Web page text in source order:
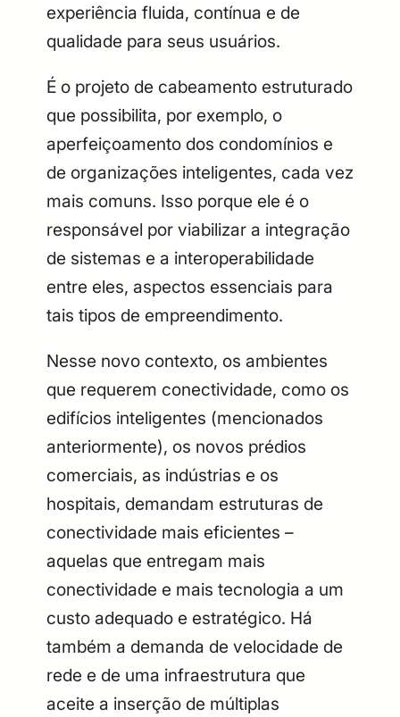
experiência fluida, contínua e de
qualidade para seus usuários.
É o projeto de cabeamento estruturado
que possibilita, por exemplo, o
aperfeiçoamento dos condomínios e
de organizações inteligentes, cada vez
mais comuns. Isso porque ele é o
responsável por viabilizar a integração
de sistemas e a interoperabilidade
entre eles, aspectos essenciais para
tais tipos de empreendimento.
Nesse novo contexto, os ambientes
que requerem conectividade, como os
edifícios inteligentes (mencionados
anteriormente), os novos prédios
comerciais, as indústrias e os
hospitais, demandam estruturas de
conectividade mais eficientes –
aquelas que entregam mais
conectividade e mais tecnologia a um
custo adequado e estratégico. Há
também a demanda de velocidade de
rede e de uma infraestrutura que
aceite a inserção de múltiplas